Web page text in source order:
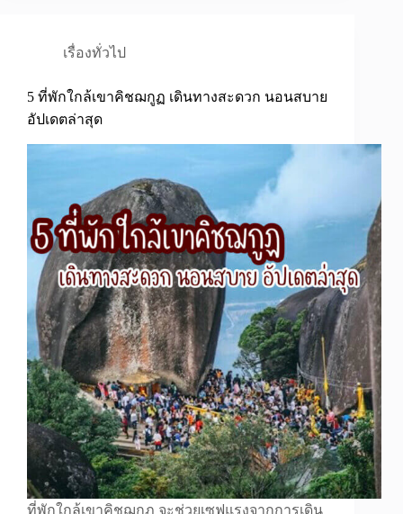
เรื่องทั่วไป
5 ที่พักใกล้เขาคิชฌกูฏ เดินทางสะดวก นอนสบาย
อัปเดตล่าสุด
ที่พักใกล้เขาคิชฌกูฏ จะช่วยเซฟแรงจากการเดิน